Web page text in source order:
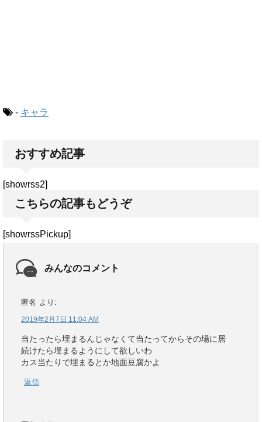
- キャラ
おすすめ記事
[showrss2]
こちらの記事もどうぞ
[showrssPickup]
みんなのコメント
匿名 より:
2019年2月7日 11:04 AM
当たったら埋まるんじゃなくて当たってからその場に居
続けたら埋まるようにして欲しいわ
カス当たりで埋まるとか地面豆腐かよ
返信